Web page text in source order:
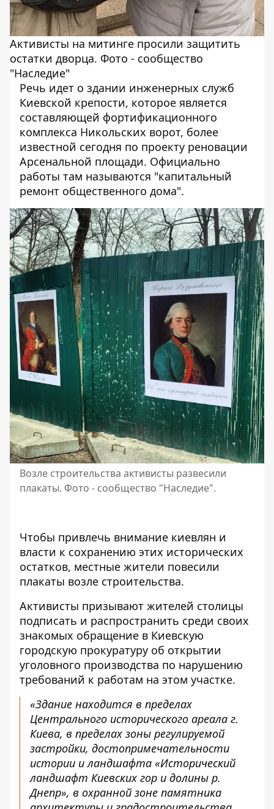
Активисты на митинге просили защитить
остатки дворца. Фото - сообщество
"Наследие"
Речь идет о здании инженерных служб
Киевской крепости, которое является
составляющей фортификационного
комплекса Никольских ворот, более
известной сегодня по проекту реновации
Арсенальной площади. Официально
работы там называются "капитальный
ремонт общественного дома".
Возле строительства активисты развесили
плакаты. Фото - сообщество "Наследие".
Чтобы привлечь внимание киевлян и
власти к сохранению этих исторических
остатков, местные жители повесили
плакаты возле строительства.
Активисты призывают жителей столицы
подписать и распространить среди своих
знакомых обращение в Киевскую
городскую прокуратуру об открытии
уголовного производства по нарушению
требований к работам на этом участке.
«Здание находится в пределах
Центрального исторического ареала г.
Киева, в пределах зоны регулируемой
застройки, достопримечательности
истории и ландшафта «Исторический
ландшафт Киевских гор и долины р.
Днепр», в охранной зоне памятника